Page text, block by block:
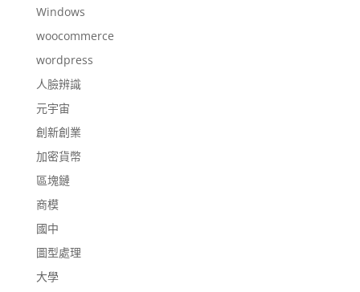
Windows
woocommerce
wordpress
人臉辨識
元宇宙
創新創業
加密貨幣
區塊鏈
商模
國中
圖型處理
大學